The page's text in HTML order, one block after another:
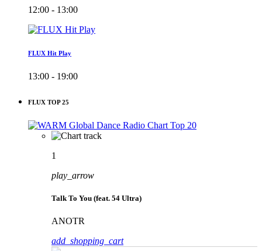
12:00 - 13:00
FLUX Hit Play
13:00 - 19:00
FLUX TOP 25
1
play_arrow
Talk To You (feat. 54 Ultra)
ANOTR
add_shopping_cart